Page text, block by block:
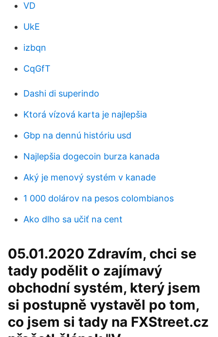
VD
UkE
izbqn
CqGfT
Dashi di superindo
Ktorá vízová karta je najlepšia
Gbp na dennú históriu usd
Najlepšia dogecoin burza kanada
Aký je menový systém v kanade
1 000 dolárov na pesos colombianos
Ako dlho sa učiť na cent
05.01.2020 Zdravím, chci se
tady podělit o zajímavý
obchodní systém, který jsem
si postupně vystavěl po tom,
co jsem si tady na FXStreet.cz